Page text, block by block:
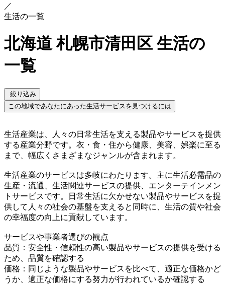
／
生活の一覧
北海道 札幌市清田区 生活の
一覧
絞り込み
この地域であなたにあった生活サービスを見つけるには
生活産業は、人々の日常生活を支える製品やサービスを提供
する産業分野です。衣・食・住から健康、美容、娯楽に至る
まで、幅広くさまざまなジャンルが含まれます。
生活産業のサービスは多岐にわたります。主に生活必需品の
生産・流通、生活関連サービスの提供、エンターテインメン
トサービスです。日常生活に欠かせない製品やサービスを提
供して人々の社会の基盤を支えると同時に、生活の質や社会
の幸福度の向上に貢献しています。
サービスや事業者選びの観点
品質：安全性・信頼性の高い製品やサービスの提供を受ける
ため、品質を確認する
価格：同じような製品やサービスを比べて、適正な価格かど
うか、適正な価格にする努力が行われているか確認する